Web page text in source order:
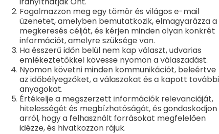
Fogalmazzon meg egy tömör és világos e-mail
üzenetet, amelyben bemutatkozik, elmagyarázza a
megkeresés célját, és kérjen minden olyan konkrét
információt, amelyre szüksége van.
Ha ésszerű időn belül nem kap választ, udvarias
emlékeztetőkkel kövesse nyomon a válaszadást.
Nyomon követni minden kommunikációt, beleértve
az időbélyegzőket, a válaszokat és a kapott további
anyagokat.
Értékelje a megszerzett információk relevanciáját,
hitelességét és megbízhatóságát, és gondoskodjon
arról, hogy a felhasznált forrásokat megfelelően
idézze, és hivatkozzon rájuk.